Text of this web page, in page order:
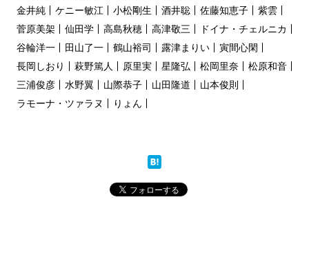
金井純
ケニー敏江 小松剛生 酒井聡 佐藤知恵子
紫雲
菅原美架
仙田学 高島秋穂 高津敬三
ドイナ・チェルニカ
谷輪洋一
田山了一 鶴山裕司 露津まりい
寅間心閑
長岡しおり
萩野篤人 原里実 星隆弘 松岡里奈
松原和音
三浦俊彦
水野翼 山際恭子 山田隆道
山本俊則
ラモーナ・ツァラヌ
りょん